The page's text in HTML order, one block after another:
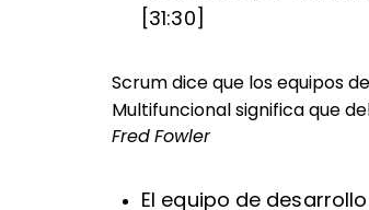
[31:30]
Scrum dice que los equipos
Multifuncional significa que
Fred Fowler
El equipo de